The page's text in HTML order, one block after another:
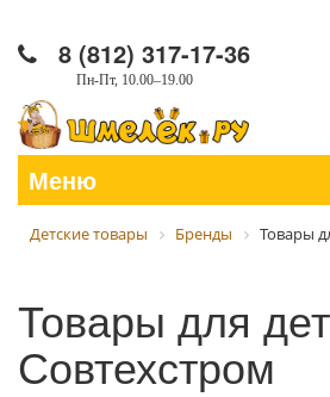
8 (812) 317-17-36
Пн-Пт, 10.00–19.00
Меню
Детские товары Бренды Товары
Товары для
Совтехстром